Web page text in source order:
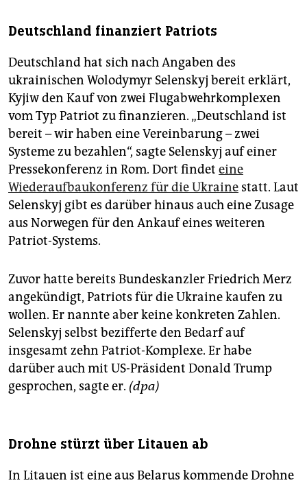
Deutschland finanziert Patriots
Deutschland hat sich nach Angaben des
ukrainischen Wolodymyr Selenskyj bereit erklärt,
Kyjiw den Kauf von zwei Flugabwehrkomplexen
vom Typ Patriot zu finanzieren. „Deutschland ist
bereit – wir haben eine Vereinbarung – zwei
Systeme zu bezahlen“, sagte Selenskyj auf einer
Pressekonferenz in Rom. Dort findet eine
Wiederaufbaukonferenz für die Ukraine statt. Laut
Selenskyj gibt es darüber hinaus auch eine Zusage
aus Norwegen für den Ankauf eines weiteren
Patriot-Systems.
Zuvor hatte bereits Bundeskanzler Friedrich Merz
angekündigt, Patriots für die Ukraine kaufen zu
wollen. Er nannte aber keine konkreten Zahlen.
Selenskyj selbst bezifferte den Bedarf auf
insgesamt zehn Patriot-Komplexe. Er habe
darüber auch mit US-Präsident Donald Trump
gesprochen, sagte er. (dpa)
Drohne stürzt über Litauen ab
In Litauen ist eine aus Belarus kommende Drohne